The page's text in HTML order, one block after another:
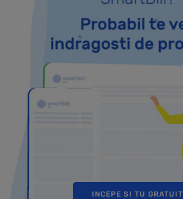
INCEPE SI TU GRATUIT